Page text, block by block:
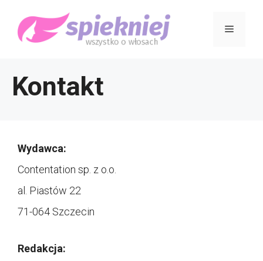
Menu
Kontakt
Wydawca:
Contentation sp. z o.o.
al. Piastów 22
71-064 Szczecin
Redakcja: